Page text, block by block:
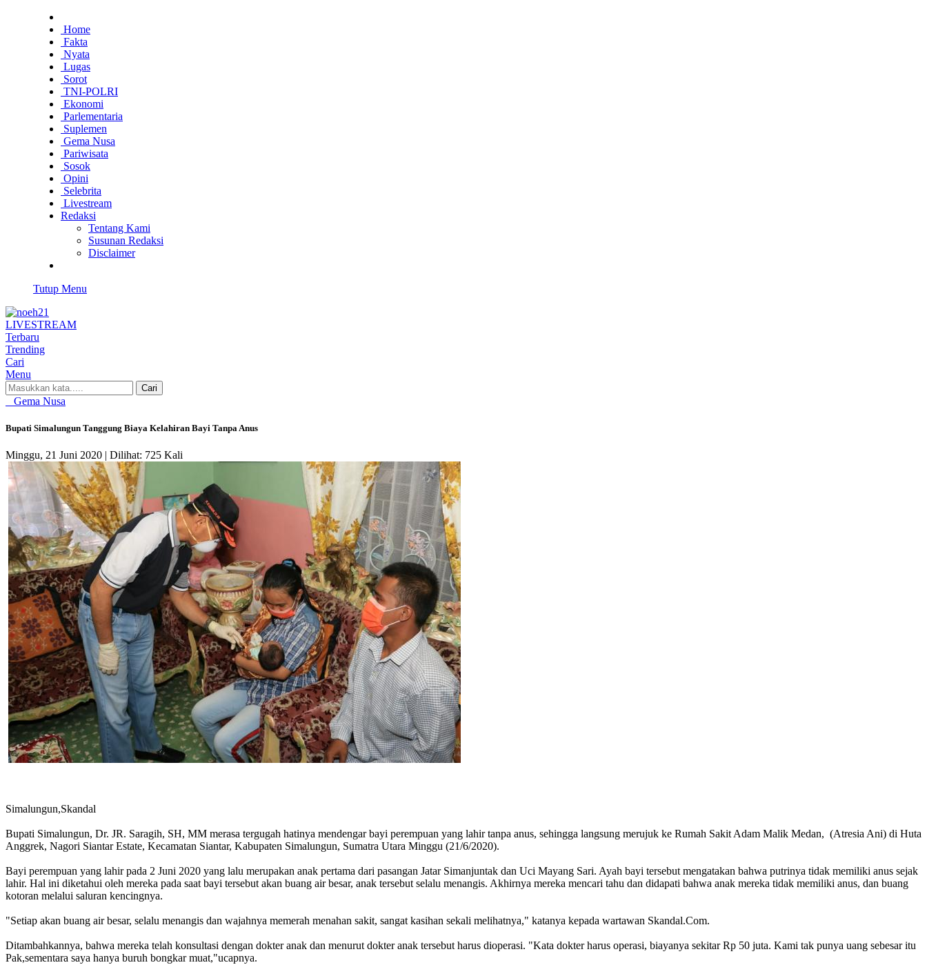
Home
Fakta
Nyata
Lugas
Sorot
TNI-POLRI
Ekonomi
Parlementaria
Suplemen
Gema Nusa
Pariwisata
Sosok
Opini
Selebrita
Livestream
Redaksi
Tentang Kami
Susunan Redaksi
Disclaimer
Tutup Menu
LIVESTREAM
Terbaru
Trending
Cari
Menu
Cari
Gema Nusa
Bupati Simalungun Tanggung Biaya Kelahiran Bayi Tanpa Anus
Minggu, 21 Juni 2020 | Dilihat: 725 Kali
Simalungun,Skandal
Bupati Simalungun, Dr. JR. Saragih, SH, MM merasa tergugah hatinya mendengar bayi perempuan yang lahir tanpa anus, sehingga langsung merujuk ke Rumah Sakit Adam Malik Medan, (Atresia Ani) di Huta
Anggrek, Nagori Siantar Estate, Kecamatan Siantar, Kabupaten Simalungun, Sumatra Utara Minggu (21/6/2020).
Bayi perempuan yang lahir pada 2 Juni 2020 yang lalu merupakan anak pertama dari pasangan Jatar Simanjuntak dan Uci Mayang Sari. Ayah bayi tersebut mengatakan bahwa putrinya tidak memiliki anus sejak
lahir. Hal ini diketahui oleh mereka pada saat bayi tersebut akan buang air besar, anak tersebut selalu menangis. Akhirnya mereka mencari tahu dan didapati bahwa anak mereka tidak memiliki anus, dan buang
kotoran melalui saluran kencingnya.
"Setiap akan buang air besar, selalu menangis dan wajahnya memerah menahan sakit, sangat kasihan sekali melihatnya," katanya kepada wartawan Skandal.Com.
Ditambahkannya, bahwa mereka telah konsultasi dengan dokter anak dan menurut dokter anak tersebut harus dioperasi. "Kata dokter harus operasi, biayanya sekitar Rp 50 juta. Kami tak punya uang sebesar itu
Pak,sementara saya hanya buruh bongkar muat,"ucapnya.